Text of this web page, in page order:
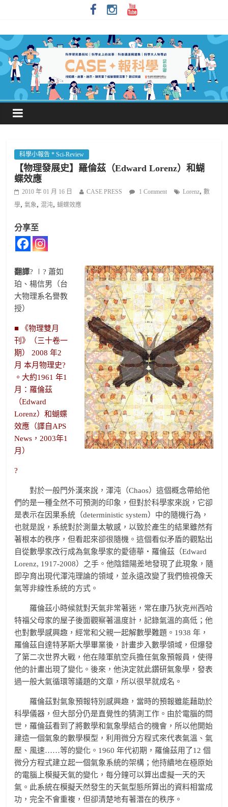
科學小報告 * Sci-Review
【物理發展史】羅倫茲（Edward Lorenz）和蝴
蝶效應
2010 年 01 月 16 日 CASE PRESS 1 Comment Lorenz,數
學,氣象, 混沌, 蝴蝶效應
分享至
翻譯? ∣? 蕭如
珀、楊信男（台
大物理系名譽教
授）
■ 《物理雙月
刊》（三十卷一
期） 2008 年2
月 本月物理史?
。 大約1961 年1
月：羅倫茲
（Edward
Lorenz）和蝴蝶
效應 （譯自APS
News，2003年1
月）
?
對於一般門外漢來說，渾沌（Chaos）這個概念帶給他
們的是一種全然不可預測的印象，但對於科學家來說，它卻
是表示在因果系統（deterministic system）中的隨機行為，
也就是說，系統對於測量太敏感，以致於產生的結果雖然有
著根本的秩序，但看起來卻很隨機。這個看似矛盾的觀點出
自從數學家改行成為氣象學家的愛德華‧羅倫茲（Edward
Lorenz, 1917-2008）之手。他陰錯陽差地發現了此現象，隨
即孕育出現代渾沌理論的領域，並永遠改變了我們檢視像天
氣等非線性系統的方式。
羅倫茲小時候就對天氣非常著迷，常在康乃狄克州西哈
特福父母家的屋子後面觀察著溫度計，記錄氣溫的高低；他
也對數學感興趣，經常和父親一起解數學難題。1938 年，
羅倫茲自達特茅斯大學畢業後，計畫步入數學領域，但爆發
了第二次世界大戰，他在陸軍航空兵擔任氣象預報員，使得
他的計畫出現了變化。後來，他決定就此鑽研氣象學，發表
過一般大氣循環等議題的文章，所以很早就成名。
羅倫茲對氣象預報特別感興趣，當時的預報雖能藉助於
科學儀器，但大部分仍是直覺性的猜測工作。由於電腦的問
世，羅倫茲看到了將數學和氣象學結合的機會，所以他開始
建造一個氣象的數學模型，利用微分方程式來代表氣溫、氣
壓、風速……等的變化。1960 年代初期，羅倫茲用了12 個
微分方程式建立起一個氣象系統的架構；他持續地在極原始
的電腦上模擬天氣的變化，每分鐘可以算出虛擬一天的天
氣。此系統在模擬天然發生的天氣型態所算出的資料相當成
功，完全不會重複，但卻清楚地有著潛在的秩序。